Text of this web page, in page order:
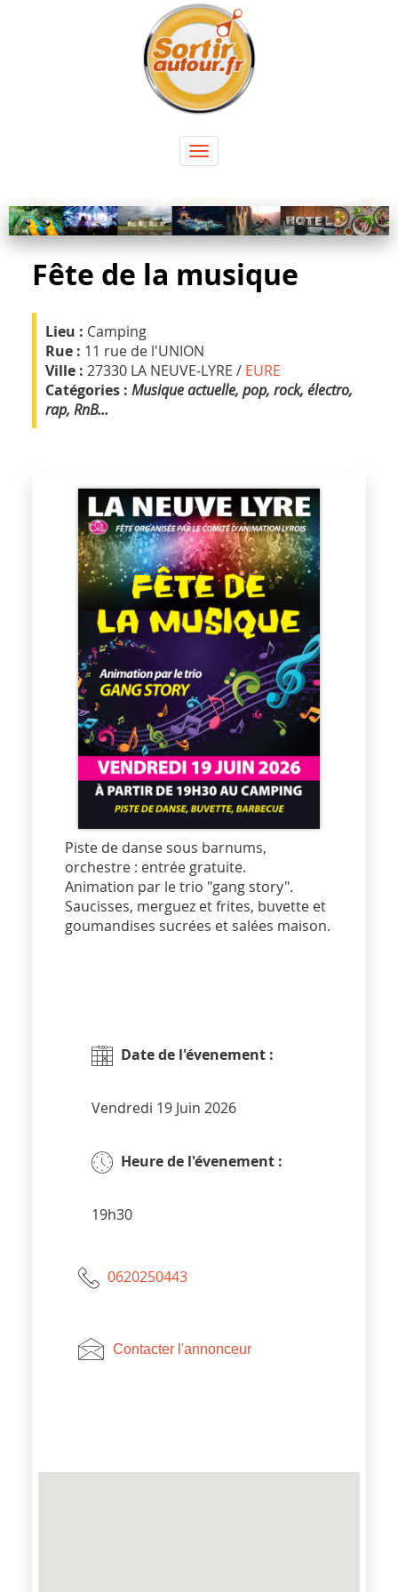
Toggle
navigation
Fête de la musique
Lieu : Camping
Rue : 11 rue de l'UNION
Ville : 27330 LA NEUVE-LYRE / EURE
Catégories : Musique actuelle, pop, rock, électro,
rap, RnB...
Piste de danse sous barnums,
orchestre : entrée gratuite.
Animation par le trio "gang story".
Saucisses, merguez et frites, buvette et
goumandises sucrées et salées maison.
Date de l'évenement :
Vendredi 19 Juin 2026
Heure de l'évenement :
19h30
0620250443
Contacter l'annonceur
Panneau de gestion des cookies